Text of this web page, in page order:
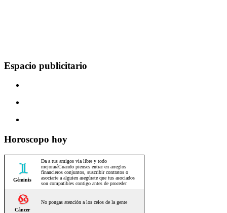
Espacio publicitario
Horoscopo hoy